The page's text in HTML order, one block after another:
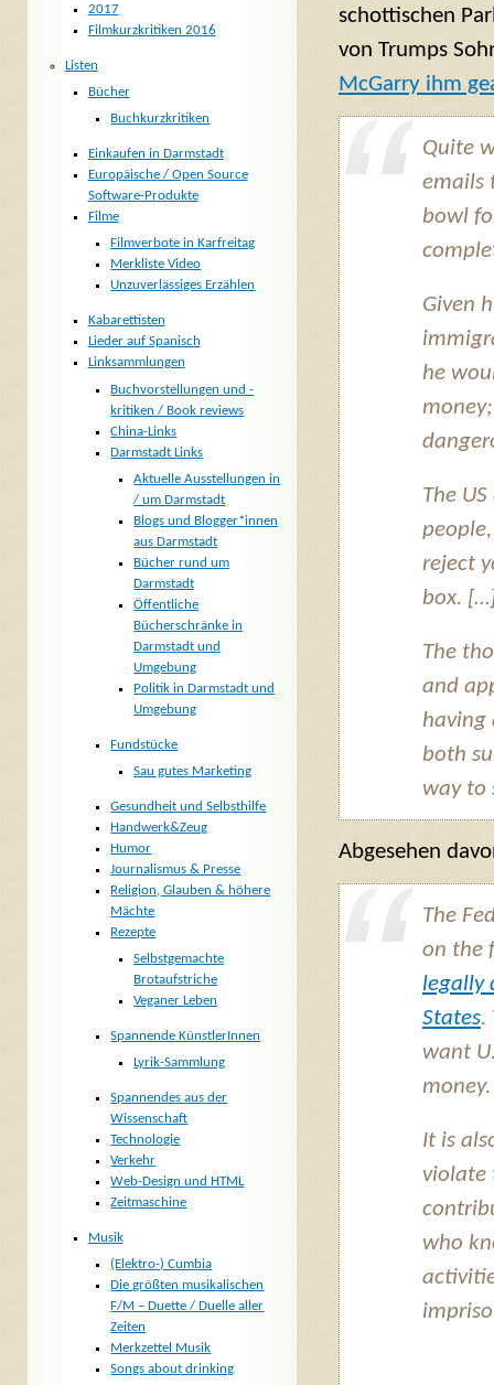
schottischen
von Trumps
McGarry ihm
Quite
emails
bowl
Given
he
The
reject
box.
The
and
having
both
way to
Abgesehen
The
on the
legally
States.
want
money.
It is
violate
who
2017
Filmkurzkritiken 2016
Listen
Bücher
Buchkurzkritiken
Einkaufen in Darmstadt
Europäische / Open Source
Software-Produkte
Filme
Filmverbote in Karfreitag
Merkliste Video
Unzuverlässiges Erzählen
Kabarettisten
Lieder auf Spanisch
Linksammlungen
Buchvorstellungen und -
kritiken / Book reviews
China-Links
Darmstadt Links
Aktuelle Ausstellungen in
/ um Darmstadt
Blogs und Blogger*innen
aus Darmstadt
Bücher rund um
Darmstadt
Öffentliche
Bücherschränke in
Darmstadt und
Umgebung
Politik in Darmstadt und
Umgebung
Fundstücke
Sau gutes Marketing
Gesundheit und Selbsthilfe
Handwerk&Zeug
Humor
Journalismus & Presse
Religion, Glauben & höhere
Mächte
Rezepte
Selbstgemachte
Brotaufstriche
Veganer Leben
Spannende KünstlerInnen
Lyrik-Sammlung
Spannendes aus der
Wissenschaft
Technologie
Verkehr
Web-Design und HTML
Zeitmaschine
Musik
(Elektro-) Cumbia
Die größten musikalischen
F/M – Duette / Duelle aller
Zeiten
Merkzettel Musik
Songs about drinking